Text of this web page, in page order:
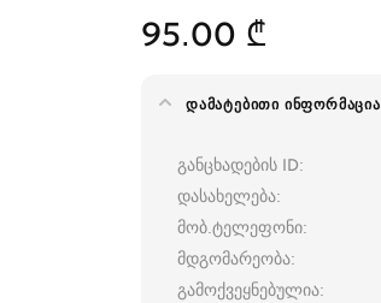
95.00 ₾
ᲓᲐᲛᲐᲢᲔᲑᲘᲗᲘ ᲘᲜᲤᲝᲠᲛᲐᲪᲘᲐ
განცხადების ID
დასახელება
მობ.ტელეფონი
მდგომარეობა
გამოქვეყნებულია